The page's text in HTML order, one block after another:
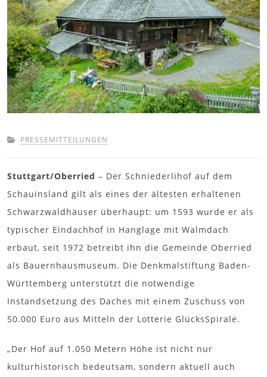
PRESSEMITTEILUNGEN
Stuttgart/Oberried – Der Schniederlihof auf dem
Schauinsland gilt als eines der ältesten erhaltenen
Schwarzwaldhäuser überhaupt: um 1593 wurde er als
typischer Eindachhof in Hanglage mit Walmdach
erbaut, seit 1972 betreibt ihn die Gemeinde Oberried
als Bauernhausmuseum. Die Denkmalstiftung Baden-
Württemberg unterstützt die notwendige
Instandsetzung des Daches mit einem Zuschuss von
50.000 Euro aus Mitteln der Lotterie GlücksSpirale.
„Der Hof auf 1.050 Metern Höhe ist nicht nur
kulturhistorisch bedeutsam, sondern aktuell auch